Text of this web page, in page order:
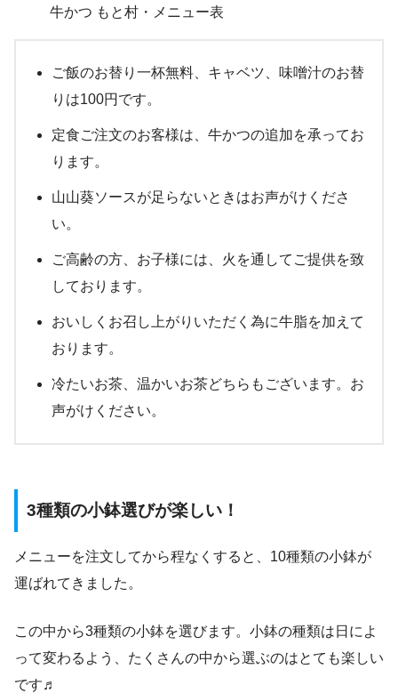
牛かつ もと村・メニュー表
ご飯のお替り一杯無料、キャベツ、味噌汁のお替
りは100円です。
定食ご注文のお客様は、牛かつの追加を承ってお
ります。
山山葵ソースが足らないときはお声がけくださ
い。
ご高齢の方、お子様には、火を通してご提供を致
しております。
おいしくお召し上がりいただく為に牛脂を加えて
おります。
冷たいお茶、温かいお茶どちらもございます。お
声がけください。
3種類の小鉢選びが楽しい！
メニューを注文してから程なくすると、10種類の小鉢が
運ばれてきました。
この中から3種類の小鉢を選びます。小鉢の種類は日によ
って変わるよう、たくさんの中から選ぶのはとても楽しい
です♬